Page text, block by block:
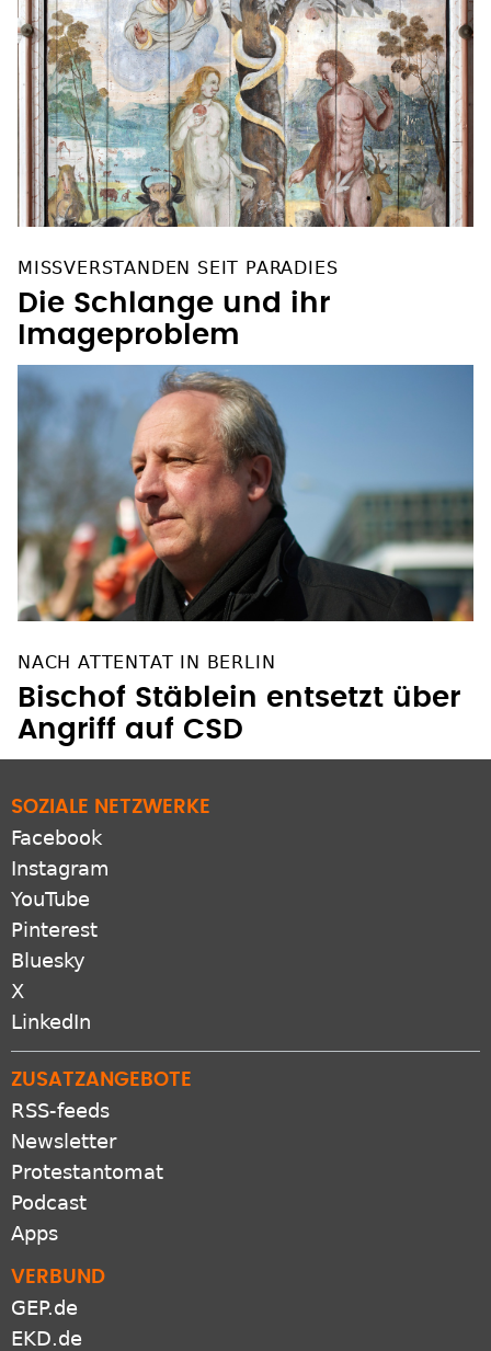
MISSVERSTANDEN SEIT PARADIES
Die Schlange und ihr
Imageproblem
NACH ATTENTAT IN BERLIN
Bischof Stäblein entsetzt über
Angriff auf CSD
SOZIALE NETZWERKE
Facebook
Instagram
YouTube
Pinterest
Bluesky
X
LinkedIn
ZUSATZANGEBOTE
RSS-feeds
Newsletter
Protestantomat
Podcast
Apps
VERBUND
GEP.de
EKD.de